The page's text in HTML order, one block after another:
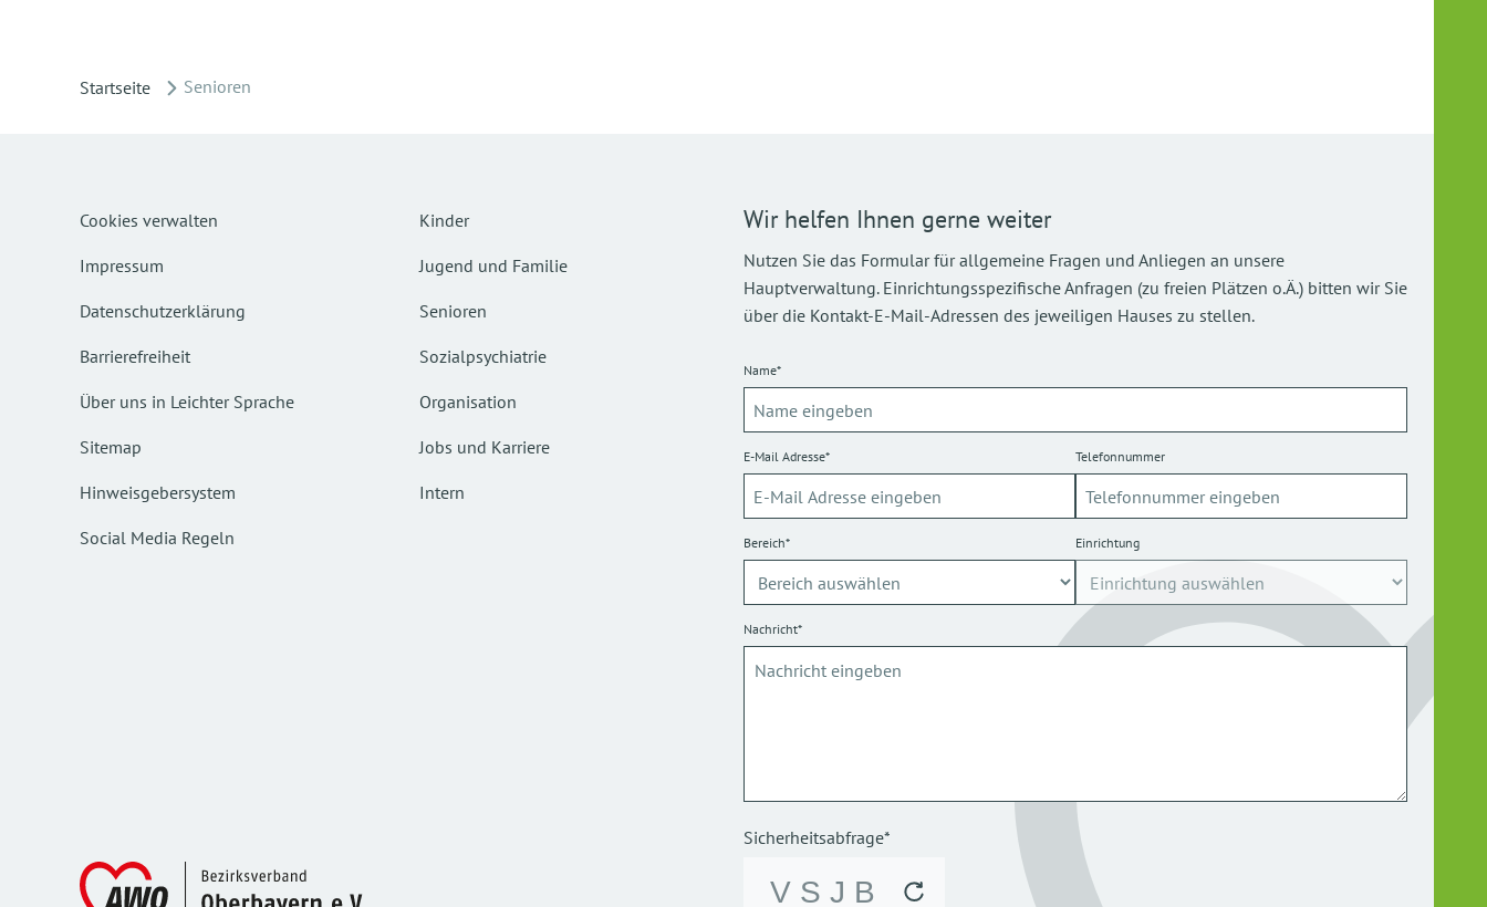
Startseite Senioren
Cookies verwalten
Impressum
Datenschutzerklärung
Barrierefreiheit
Über uns in Leichter Sprache
Sitemap
Hinweisgebersystem
Social Media Regeln
Kinder
Jugend und Familie
Senioren
Sozialpsychiatrie
Organisation
Jobs und Karriere
Intern
Wir helfen Ihnen gerne weiter
Nutzen Sie das Formular für allgemeine Fragen und Anliegen an unsere
Hauptverwaltung. Einrichtungsspezifische Anfragen (zu freien Plätzen o.Ä.) bitten wir Sie
über die Kontakt-E-Mail-Adressen des jeweiligen Hauses zu stellen.
Name*
E-Mail Adresse* Telefonnummer
Bereich* Einrichtung
Nachricht*
Sicherheitsabfrage*